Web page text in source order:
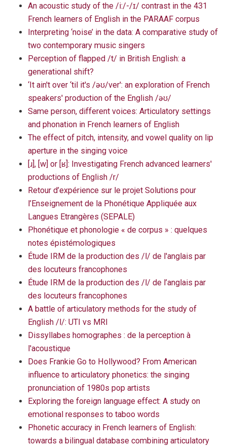
An acoustic study of the /i:/-/ɪ/ contrast in the 431
French learners of English in the PARAAF corpus
Interpreting ‘noise’ in the data: A comparative study of
two contemporary music singers
Perception of flapped /t/ in British English: a
generational shift?
‘It ain't over ‘til it's /əʊ/ver': an exploration of French
speakers' production of the English /əʊ/
Same person, different voices: Articulatory settings
and phonation in French learners of English
The effect of pitch, intensity, and vowel quality on lip
aperture in the singing voice
[ɹ], [w] or [ʁ]: Investigating French advanced learners'
productions of English /r/
Retour d’expérience sur le projet Solutions pour
l’Enseignement de la Phonétique Appliquée aux
Langues Etrangères (SEPALE)
Phonétique et phonologie « de corpus » : quelques
notes épistémologiques
Étude IRM de la production des /l/ de l'anglais par
des locuteurs francophones
Étude IRM de la production des /l/ de l’anglais par
des locuteurs francophones
A battle of articulatory methods for the study of
English /l/: UTI vs MRI
Dissyllabes homographes : de la perception à
l'acoustique
Does Frankie Go to Hollywood? From American
influence to articulatory phonetics: the singing
pronunciation of 1980s pop artists
Exploring the foreign language effect: A study on
emotional responses to taboo words
Phonetic accuracy in French learners of English:
towards a bilingual database combining articulatory